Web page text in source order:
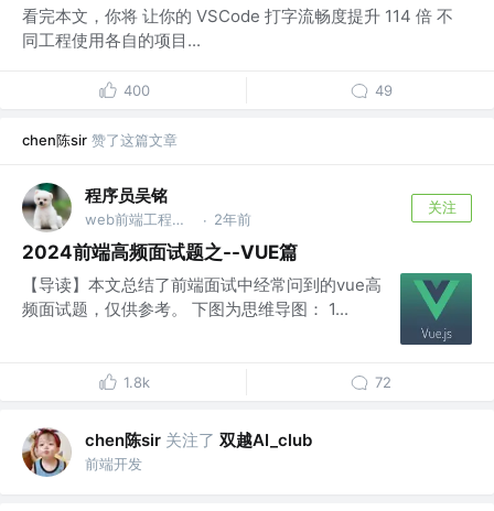
看完本文，你将 让你的 VSCode 打字流畅度提升 114 倍 不
同工程使用各自的项目...
400 49
chen陈sir 赞了这篇文章
程序员吴铭
web前端工程师 @公众号@深圳湾码农(ydhlwnxs) · 2年前
关注
2024前端高频面试题之--VUE篇
【导读】本文总结了前端面试中经常问到的vue高
频面试题，仅供参考。 下图为思维导图： 1...
1.8k 72
chen陈sir 关注了 双越AI_club
前端开发